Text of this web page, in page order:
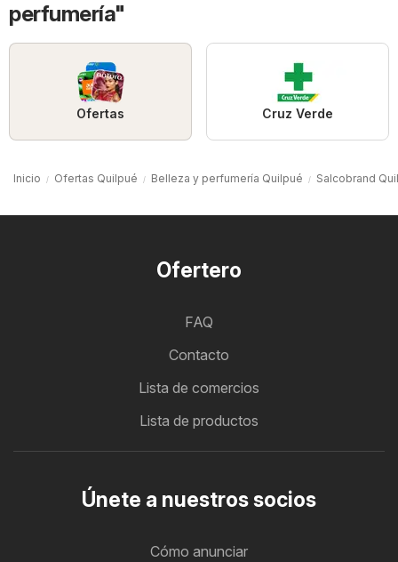
perfumería"
Ofertas Cruz Verde
Inicio Ofertas Quilpué Belleza y perfumería Quilpué Salcobrand
Ofertero
FAQ
Contacto
Lista de comercios
Lista de productos
Únete a nuestros socios
Cómo anunciar